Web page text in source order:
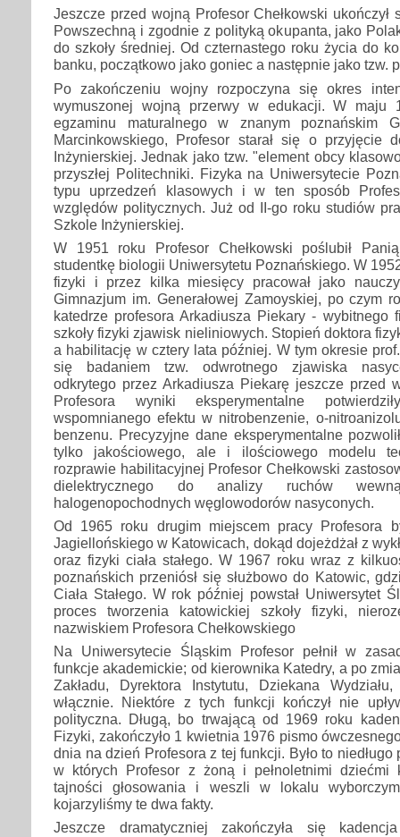
Jeszcze przed wojną Profesor Chełkowski ukończył
Powszechną i zgodnie z polityką okupanta, jako
do szkoły średniej. Od czternastego roku życia do
banku, początkowo jako goniec a następnie jako tzw.
Po zakończeniu wojny rozpoczyna się okres
wymuszonej wojną przerwy w edukacji. W maju
egzaminu maturalnego w znanym poznańskim
Marcinkowskiego, Profesor starał się o przyjęcie
Inżynierskiej. Jednak jako tzw. "element obcy
przyszłej Politechniki. Fizyka na Uniwersytecie
typu uprzedzeń klasowych i w ten sposób
względów politycznych. Już od II-go roku studiów
Szkole Inżynierskiej.
W 1951 roku Profesor Chełkowski poślubił
studentkę biologii Uniwersytetu Poznańskiego. W
fizyki i przez kilka miesięcy pracował jako
Gimnazjum im. Generałowej Zamoyskiej, po czym
katedrze profesora Arkadiusza Piekary - wybitnego
szkoły fizyki zjawisk nieliniowych. Stopień doktora
a habilitację w cztery lata później. W tym okresie
się badaniem tzw. odwrotnego zjawiska
odkrytego przez Arkadiusza Piekarę jeszcze przed
Profesora wyniki eksperymentalne
wspomnianego efektu w nitrobenzenie, o-
benzenu. Precyzyjne dane eksperymentalne
tylko jakościowego, ale i ilościowego modelu
rozprawie habilitacyjnej Profesor Chełkowski
dielektrycznego do analizy ruchów
halogenopochodnych węglowodorów nasyconych.
Od 1965 roku drugim miejscem pracy Profesora
Jagiellońskiego w Katowicach, dokąd dojeżdżał z
oraz fizyki ciała stałego. W 1967 roku wraz z
poznańskich przeniósł się służbowo do Katowic,
Ciała Stałego. W rok później powstał Uniwersytet
proces tworzenia katowickiej szkoły fizyki,
nazwiskiem Profesora Chełkowskiego
Na Uniwersytecie Śląskim Profesor pełnił w
funkcje akademickie; od kierownika Katedry, a po
Zakładu, Dyrektora Instytutu, Dziekana
włącznie. Niektóre z tych funkcji kończył nie
polityczna. Długą, bo trwającą od 1969 roku
Fizyki, zakończyło 1 kwietnia 1976 pismo
dnia na dzień Profesora z tej funkcji. Było to
w których Profesor z żoną i pełnoletnimi dziećmi
tajności głosowania i weszli w lokalu
kojarzyliśmy te dwa fakty.
Jeszcze dramatyczniej zakończyła się